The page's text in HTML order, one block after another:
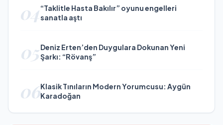
04“Taklitle Hasta Bakılır” oyunu engelleri
sanatla aştı
05Deniz Erten’den Duygulara Dokunan Yeni
Şarkı: “Rövanş”
06Klasik Tınıların Modern Yorumcusu: Aygün
Karadoğan